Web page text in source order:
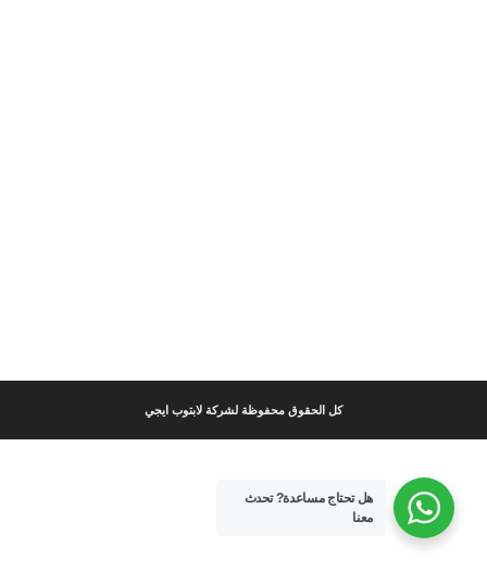
كل الحقوق محفوظة لشركة لابتوب ايجي
هل تحتاج مساعدة?تحدث
معنا